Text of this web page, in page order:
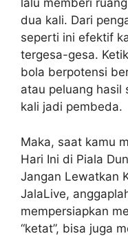
lalu memberi
dua kali. Dari
seperti ini efektif
tergesa-gesa.
bola berpotensi
atau peluang hasil
kali jadi pembeda.
Maka, saat kamu
Hari Ini di Piala
Jangan Lewatkan
JalaLive,
mempersiapkan
“ketat”, bisa juga